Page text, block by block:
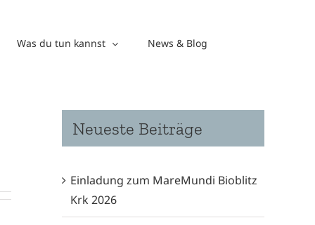
Was du tun kannst News & Blog
Neueste Beiträge
Einladung zum MareMundi Bioblitz
Krk 2026